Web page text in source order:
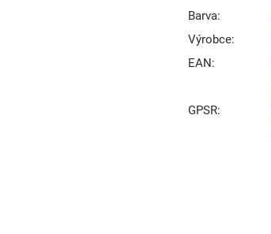
Barva:
Výrobce:
EAN:
GPSR: